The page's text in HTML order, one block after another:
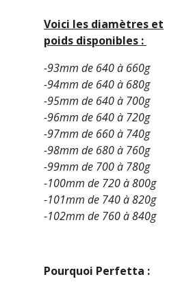
Voici les diamètres et
poids disponibles :
-93mm de 640 à 660g
-94mm de 640 à 680g
-95mm de 640 à 700g
-96mm de 640 à 720g
-97mm de 660 à 740g
-98mm de 680 à 760g
-99mm de 700 à 780g
-100mm de 720 à 800g
-101mm de 740 à 820g
-102mm de 760 à 840g
Pourquoi Perfetta :